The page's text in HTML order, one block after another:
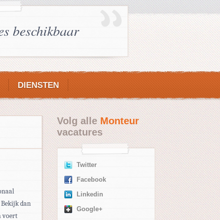
beschikbaar
DIENSTEN
dan
voert
Volg alleMonteur
vacatures
Twitter
Facebook
Linkedin
Google+